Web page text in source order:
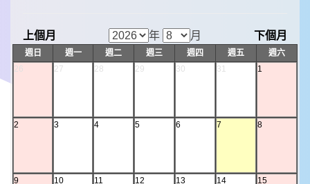
上個月 年 月 下個月
週日 週一 週二 週三 週四 週五
週六
26
27 28 29 30 31 1
2 3 4 5 6 7 8
9 10 11 12 13 14 15